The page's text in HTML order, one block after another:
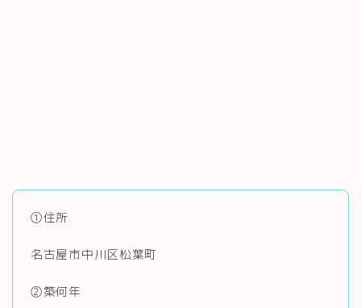
①住所
名古屋市中川区松葉町
②築何年